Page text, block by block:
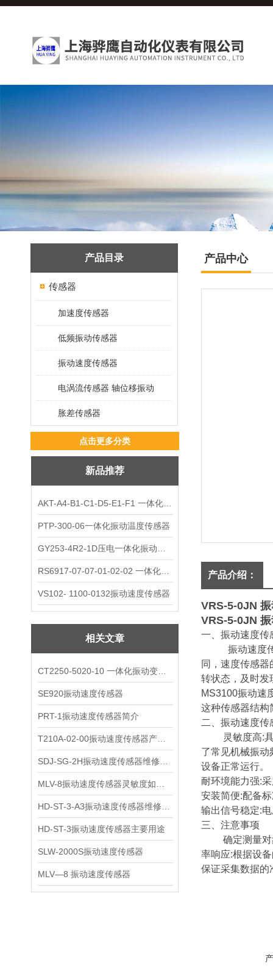
产品目录
传感器
加速度传感器
低频振动传感器
振动速度传感器
电涡流传感器 轴位移振动
胀差传感器
点击更多分类
新品推荐
PTP-300-06一体化振动温度传感器
VS102- 1100-0132振动速度传感器
相关文章
SE920振动速度传感器
PRT-1振动速度传感器简介
HD-ST-3振动速度传感器主要用途
SLW-2000S振动速度传感器
MLV—8 振动速度传感器
产品中心
产品介绍：
VRS-5-0JN
VRS-5-0JN
一、振动速度传
振动速度传感
同，速度传感
转状态，及时发
MS3100振动速
这种传感器结构
二、振动速度
灵敏度高:具有
了常见机械振
设备正常运行。
耐环境能力强:
安装简便:配备
输出信号稳定:
三、注意事项
确定测量对象
率响应:根据设
保证采集数据的